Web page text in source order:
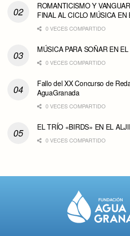
ROMANTICISMO Y
FINAL AL CICLO MÚSICA EN
0 VECES COMPARTIDO
MÚSICA PARA SOÑAR EN
0 VECES COMPARTIDO
Fallo del XX Concurso de
AguaGranada
0 VECES COMPARTIDO
EL TRÍO «BIRDS» EN EL
0 VECES COMPARTIDO